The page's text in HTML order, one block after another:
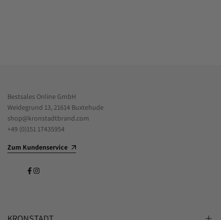
Bestsales Online GmbH
Weidegrund 13, 21614 Buxtehude
shop@kronstadtbrand.com
+49 (0)151 17435954
Zum Kundenservice
Facebook
Instagram